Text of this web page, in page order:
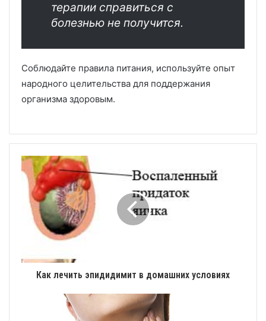
терапии справиться с
болезнью не получится.
Соблюдайте правила питания, используйте опыт
народного целительства для поддержания
организма здоровым.
Как лечить эпидидимит в домашних условиях